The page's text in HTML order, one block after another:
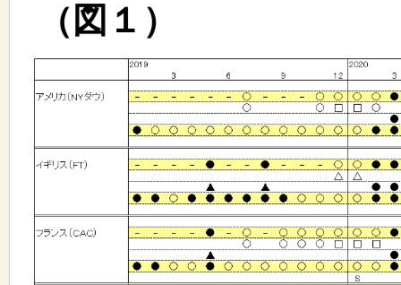
（図１）